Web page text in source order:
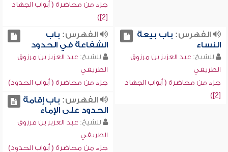
جزء من محاضرة ( أبواب الجهاد
[2])
الفهرس: باب بيعة
النساء
للشيخ: عبد العزيز بن مرزوق
الطريفي
جزء من محاضرة ( أبواب الجهاد
[2])
الفهرس: باب
الشفاعة في الحدود
للشيخ: عبد العزيز بن مرزوق
الطريفي
جزء من محاضرة ( أبواب الحدود)
الفهرس: باب إقامة
الحدود على الإماء
للشيخ: عبد العزيز بن مرزوق
الطريفي
جزء من محاضرة ( أبواب الحدود)